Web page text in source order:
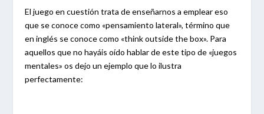
El juego en cuestión trata de enseñarnos a emplear eso
que se conoce como «pensamiento lateral», término que
en inglés se conoce como «think outside the box». Para
aquellos que no hayáis oído hablar de este tipo de «juegos
mentales» os dejo un ejemplo que lo ilustra
perfectamente: